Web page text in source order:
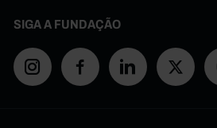
SIGA A FUNDAÇÃO